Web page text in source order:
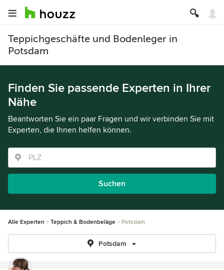
Teppichgeschäfte und Bodenleger in
Potsdam
Finden Sie passende Experten in Ihrer
Nähe
Beantworten Sie ein paar Fragen und wir verbinden Sie mit
Experten, die Ihnen helfen können.
Suchen
Alle Experten Teppich & Bodenbeläge Potsdam
Potsdam